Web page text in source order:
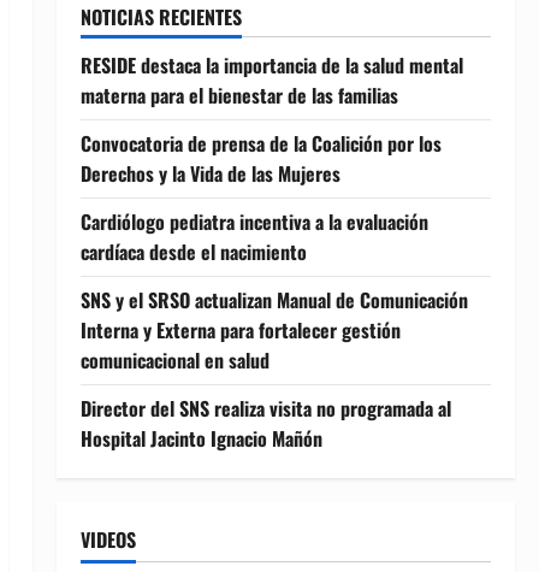
NOTICIAS RECIENTES
RESIDE destaca la importancia de la salud mental
materna para el bienestar de las familias
Convocatoria de prensa de la Coalición por los
Derechos y la Vida de las Mujeres
Cardiólogo pediatra incentiva a la evaluación
cardíaca desde el nacimiento
SNS y el SRSO actualizan Manual de Comunicación
Interna y Externa para fortalecer gestión
comunicacional en salud
Director del SNS realiza visita no programada al
Hospital Jacinto Ignacio Mañón
VIDEOS